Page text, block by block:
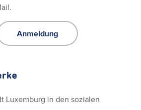
Anmeldung
Luxemburg in den sozialen